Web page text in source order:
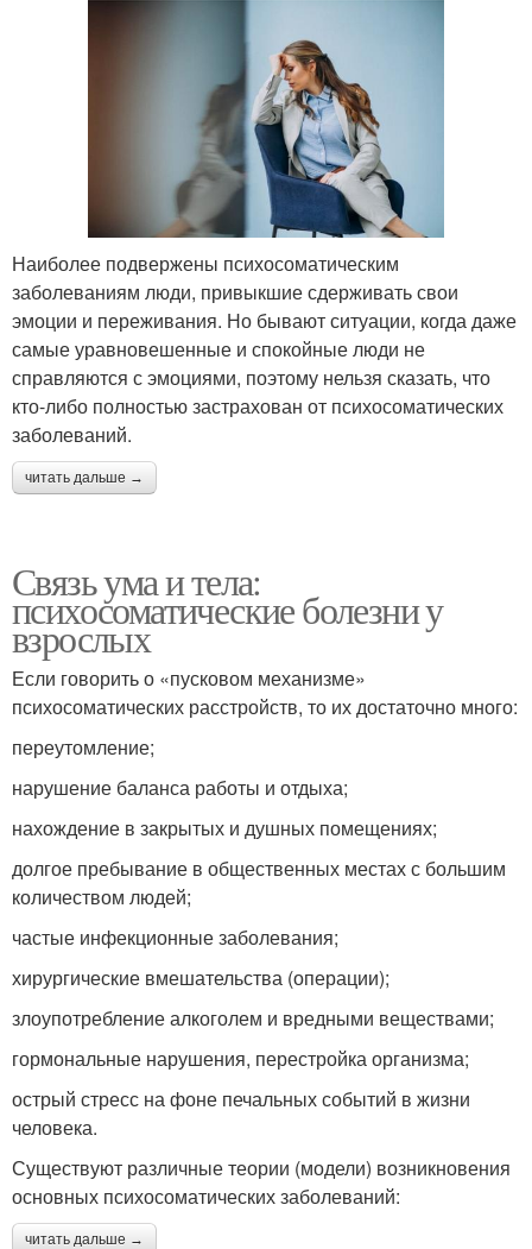
Наиболее подвержены психосоматическим
заболеваниям люди, привыкшие сдерживать свои
эмоции и переживания. Но бывают ситуации, когда даже
самые уравновешенные и спокойные люди не
справляются с эмоциями, поэтому нельзя сказать, что
кто-либо полностью застрахован от психосоматических
заболеваний.
читать дальше →
Связь ума и тела:
психосоматические болезни у
взрослых
Если говорить о «пусковом механизме»
психосоматических расстройств, то их достаточно много:
переутомление;
нарушение баланса работы и отдыха;
нахождение в закрытых и душных помещениях;
долгое пребывание в общественных местах с большим
количеством людей;
частые инфекционные заболевания;
хирургические вмешательства (операции);
злоупотребление алкоголем и вредными веществами;
гормональные нарушения, перестройка организма;
острый стресс на фоне печальных событий в жизни
человека.
Существуют различные теории (модели) возникновения
основных психосоматических заболеваний:
читать дальше →